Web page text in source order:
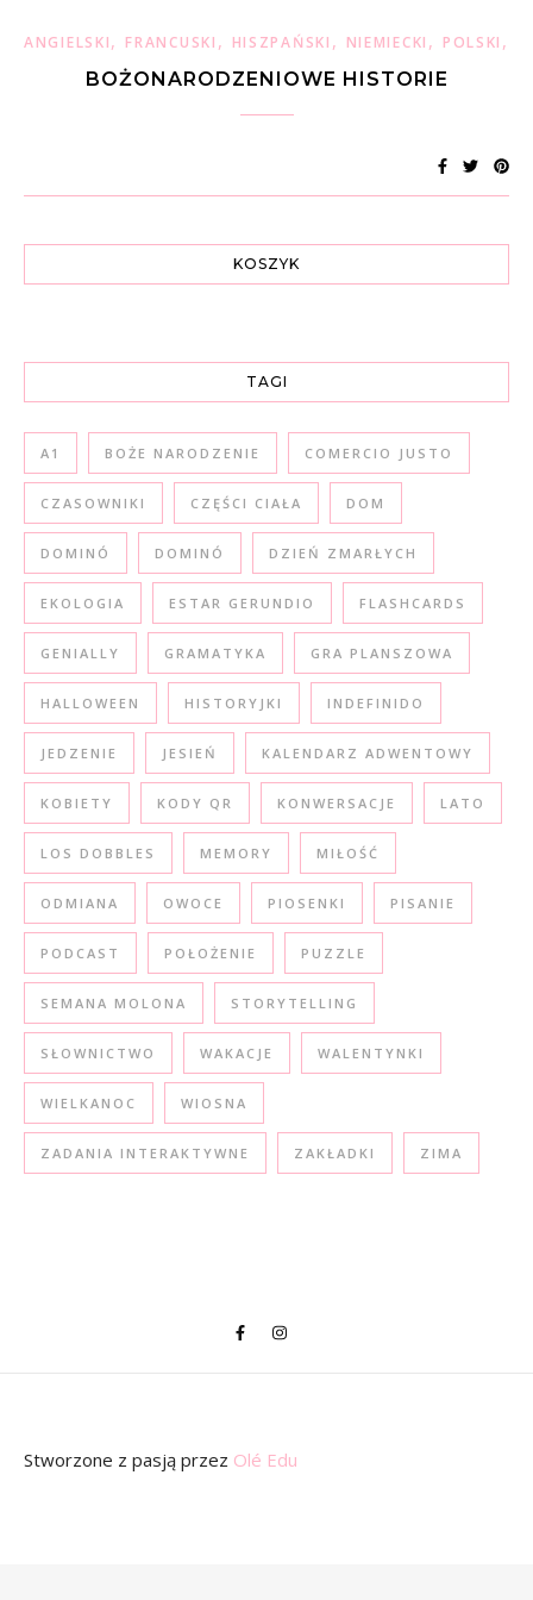
ANGIELSKI, FRANCUSKI , HISZPAŃSKI , NIEMIECKI , POLSKI ,
BOŻONARODZENIOWE HISTORIE
KOSZYK
TAGI
A1 BOŻE NARODZENIE COMERCIO JUSTO
CZASOWNIKI CZĘŚCI CIAŁA DOM
DOMINÓ DOMINÓ DZIEŃ ZMARŁYCH
EKOLOGIA ESTAR GERUNDIO FLASHCARDS
GENIALLY GRAMATYKA GRA PLANSZOWA
HALLOWEEN HISTORYJKI INDEFINIDO
JEDZENIE JESIEŃ KALENDARZ ADWENTOWY
KOBIETY KODY QR KONWERSACJE LATO
LOS DOBBLES MEMORY MIŁOŚĆ
ODMIANA OWOCE PIOSENKI PISANIE
PODCAST POŁOŻENIE PUZZLE
SEMANA MOLONA STORYTELLING
SŁOWNICTWO WAKACJE WALENTYNKI
WIELKANOC WIOSNA
ZADANIA INTERAKTYWNE ZAKŁADKI ZIMA
Stworzone z pasją przez Olé Edu